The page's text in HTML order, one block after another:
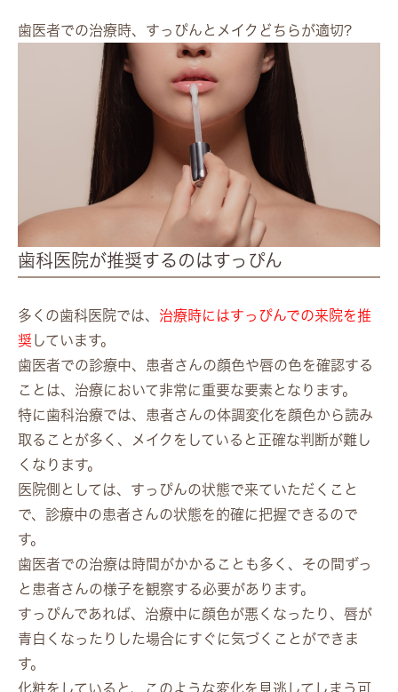
歯医者での治療時、すっぴんとメイクどちらが適切?
歯科医院が推奨するのはすっぴん
多くの歯科医院では、 治療時にはすっぴんでの来院を推
奨 しています。
歯医者での診療中、患者さんの顔色や唇の色を確認する
ことは、治療において非常に重要な要素となります。
特に歯科治療では、患者さんの体調変化を顔色から読み
取ることが多く、メイクをしていると正確な判断が難し
くなります。
医院側としては、すっぴんの状態で来ていただくこと
で、診療中の患者さんの状態を的確に把握できるので
す。
歯医者での治療は時間がかかることも多く、その間ずっ
と患者さんの様子を観察する必要があります。
すっぴんであれば、治療中に顔色が悪くなったり、唇が
青白くなったりした場合にすぐに気づくことができま
す。
化粧をしていると、このような変化を見逃してしまう可